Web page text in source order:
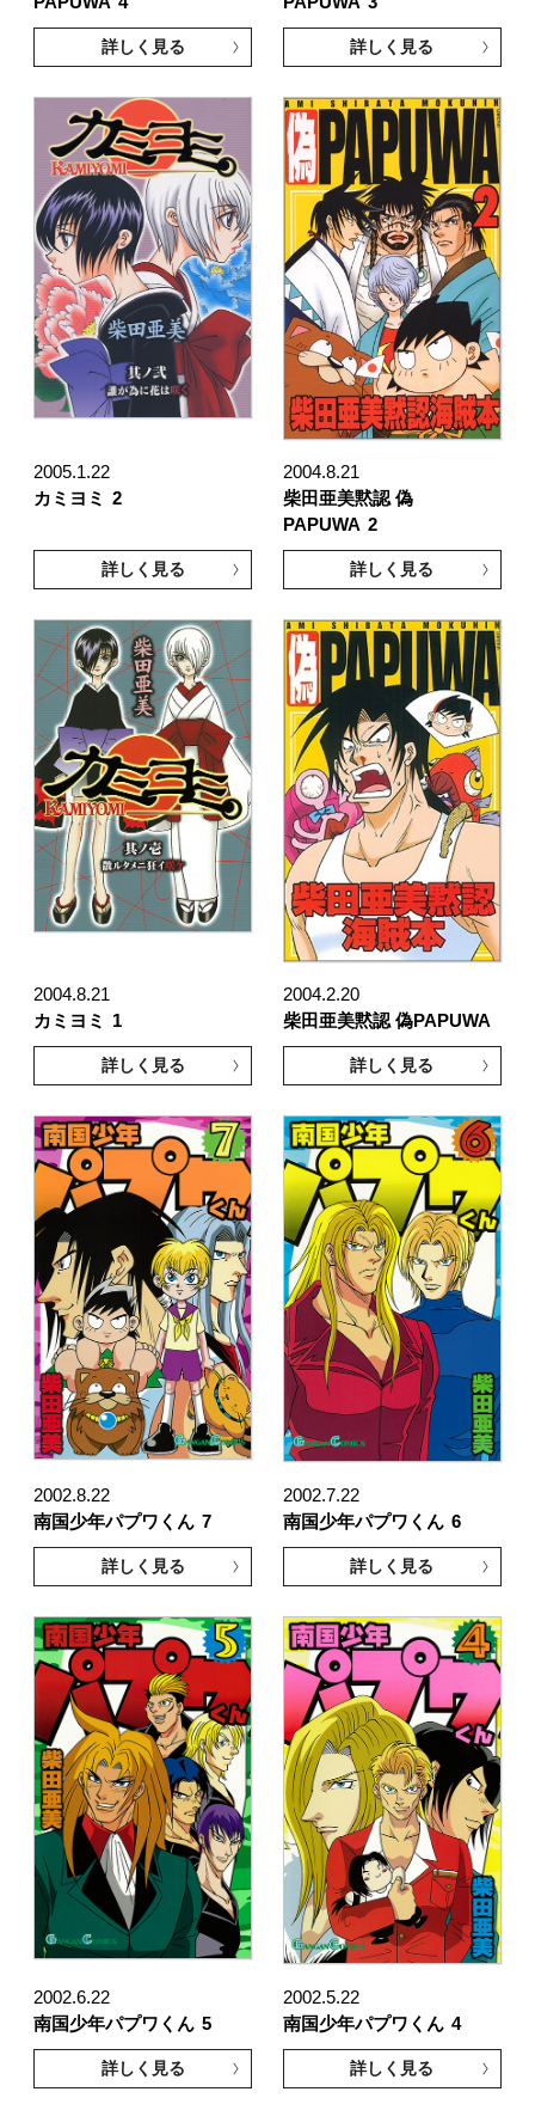
詳しく見る 詳しく見る
2005.1.22
カミヨミ
2
詳しく見る
2004.8.21
柴田亜美黙認 偽
PAPUWA 2
詳しく見る
2004.8.21
カミヨミ
1
詳しく見る
2004.2.20
柴田亜美黙認 偽PAPUWA
詳しく見る
2002.8.22
南国少年パプワくん 7
詳しく見る
2002.7.22
南国少年パプワくん 6
詳しく見る
2002.6.22
南国少年パプワくん 5
詳しく見る
2002.5.22
南国少年パプワくん 4
詳しく見る